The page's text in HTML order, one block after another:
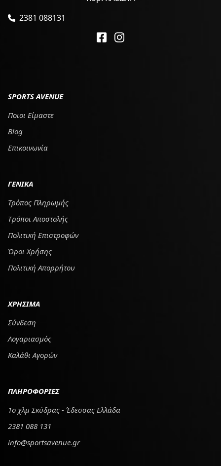
2381 088131
SPORTS AVENUE
Ποιοι Είμαστε
Blog
Επικοινωνία
ΓΕΝΙΚΑ
Τρόπος Πληρωμής
Tρόποι Αποστολής
Πολιτική Επιστροφών
Όροι Χρήσης
Πολιτική Απορρήτου
ΧΡΗΣΙΜΑ
Σύνδεση
Λογαριασμός
Καλάθι Αγορών
ΠΛΗΡΟΦΟΡΙΕΣ
1ο χλμ Σκύδρας - Έδεσσας Ελλάδα
2381 088 131
info@sportsavenue.gr